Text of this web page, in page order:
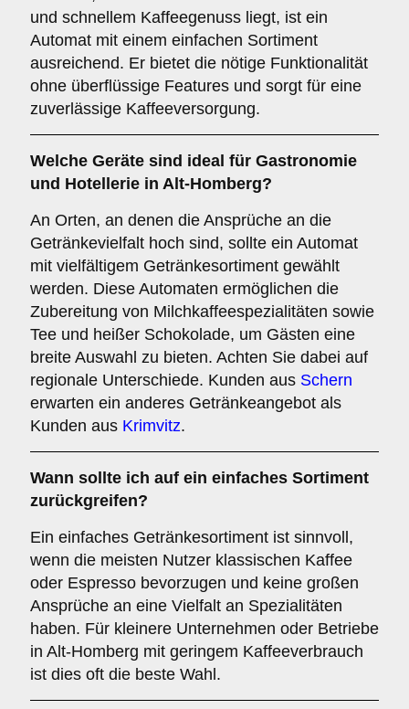
und schnellem Kaffeegenuss liegt, ist ein
Automat mit einem einfachen Sortiment
ausreichend. Er bietet die nötige Funktionalität
ohne überflüssige Features und sorgt für eine
zuverlässige Kaffeeversorgung.
Welche Geräte sind ideal für Gastronomie
und Hotellerie in Alt-Homberg?
An Orten, an denen die Ansprüche an die
Getränkevielfalt hoch sind, sollte ein Automat
mit vielfältigem Getränkesortiment gewählt
werden. Diese Automaten ermöglichen die
Zubereitung von Milchkaffeespezialitäten sowie
Tee und heißer Schokolade, um Gästen eine
breite Auswahl zu bieten. Achten Sie dabei auf
regionale Unterschiede. Kunden aus Schern
erwarten ein anderes Getränkeangebot als
Kunden aus Krimvitz.
Wann sollte ich auf ein einfaches Sortiment
zurückgreifen?
Ein einfaches Getränkesortiment ist sinnvoll,
wenn die meisten Nutzer klassischen Kaffee
oder Espresso bevorzugen und keine großen
Ansprüche an eine Vielfalt an Spezialitäten
haben. Für kleinere Unternehmen oder Betriebe
in Alt-Homberg mit geringem Kaffeeverbrauch
ist dies oft die beste Wahl.